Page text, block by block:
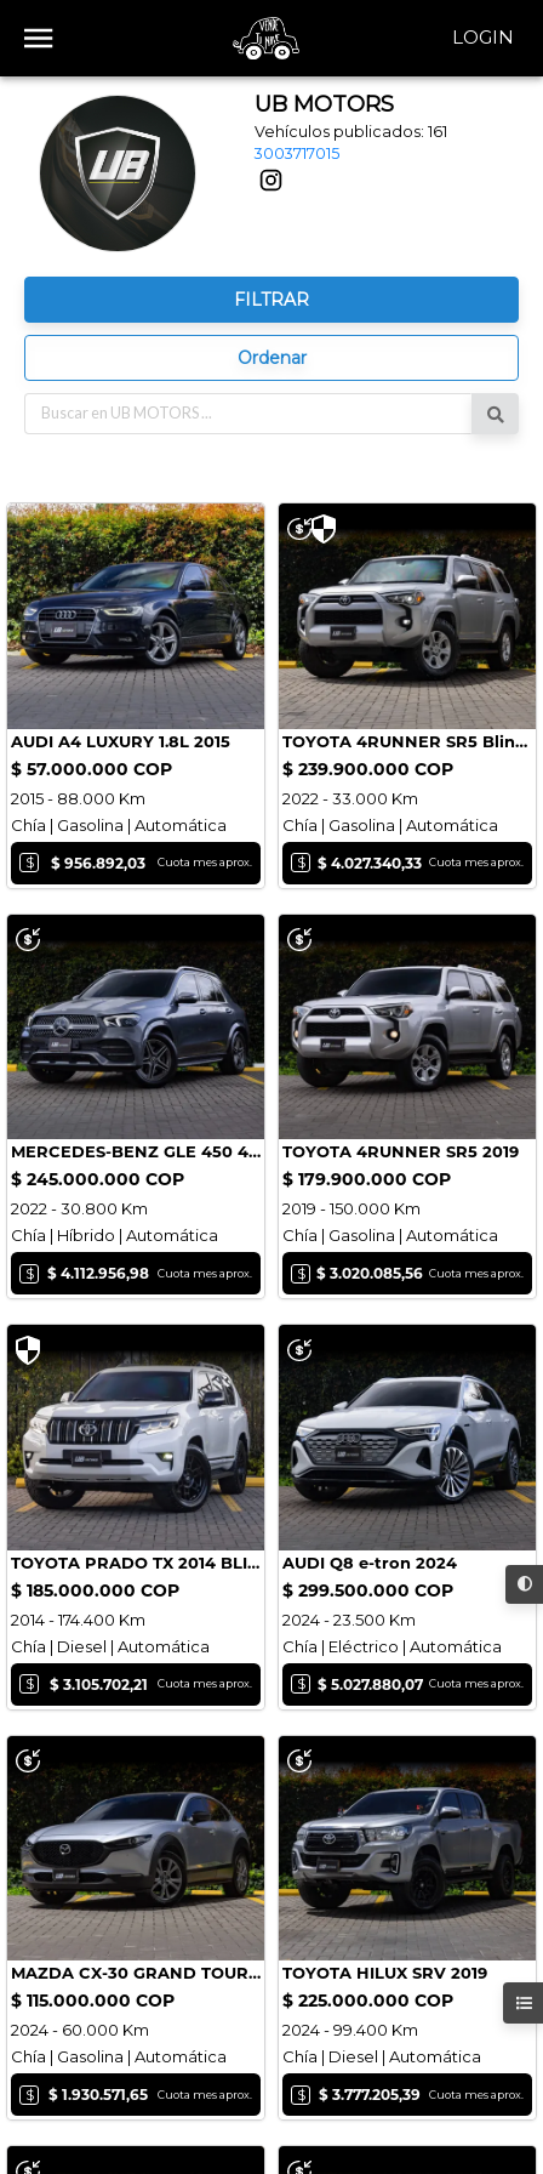
LOGIN
UB MOTORS
Vehículos publicados: 161
3003717015
FILTRAR
Ordenar
AUDI A4 LUXURY 1.8L 2015
$ 57.000.000 COP
2015 - 88.000 Km
Chía | Gasolina | Automática
$ $ 956.892,03 Cuota mes aprox.
TOYOTA 4RUNNER SR5 Blindaje Nivel 2 Plus 2022
$ 239.900.000 COP
2022 - 33.000 Km
Chía | Gasolina | Automática
$ $ 4.027.340,33 Cuota mes aprox.
MERCEDES-BENZ GLE 450 4MATIC HIBRIDA 2022
$ 245.000.000 COP
2022 - 30.800 Km
Chía | Híbrido | Automática
$ $ 4.112.956,98 Cuota mes aprox.
TOYOTA 4RUNNER SR5 2019
$ 179.900.000 COP
2019 - 150.000 Km
Chía | Gasolina | Automática
$ $ 3.020.085,56 Cuota mes aprox.
TOYOTA PRADO TX 2014 BLINDAJE II
$ 185.000.000 COP
2014 - 174.400 Km
Chía | Diesel | Automática
$ $ 3.105.702,21 Cuota mes aprox.
AUDI Q8 e-tron 2024
$ 299.500.000 COP
2024 - 23.500 Km
Chía | Eléctrico | Automática
$ $ 5.027.880,07 Cuota mes aprox.
MAZDA CX-30 GRAND TOURING 2024
$ 115.000.000 COP
2024 - 60.000 Km
Chía | Gasolina | Automática
$ $ 1.930.571,65 Cuota mes aprox.
TOYOTA HILUX SRV 2019
$ 225.000.000 COP
2024 - 99.400 Km
Chía | Diesel | Automática
$ $ 3.777.205,39 Cuota mes aprox.